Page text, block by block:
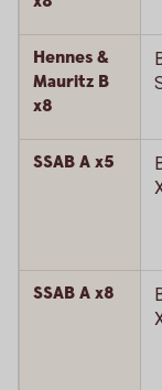
Hennes &
Mauritz B
x8
SSAB A x5
SSAB A x8